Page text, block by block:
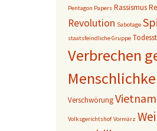
Pentagon Papers Rassismus
Revolution Sabotage
staatsfeindliche Gruppe
Verbrechen
Verschwörung
Volksgerichtshof Vormärz